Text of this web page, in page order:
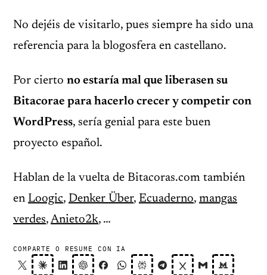
No dejéis de visitarlo, pues siempre ha sido una
referencia para la blogosfera en castellano.
Por cierto no estaría mal que liberasen su
Bitacorae para hacerlo crecer y competir con
WordPress, sería genial para este buen
proyecto español.
Hablan de la vuelta de Bitacoras.com también
en Loogic, Denker Über, Ecuaderno, mangas
verdes, Anieto2k, …
COMPARTE O RESUME CON IA